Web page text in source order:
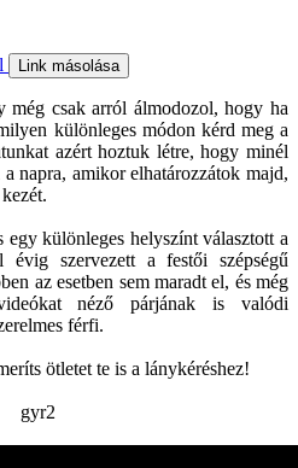
Link másolása
még csak arról álmodozol, hogy ha
különleges módon kérd meg a
azért hoztuk létre, hogy minél
napra, amikor elhatározzátok majd,
különleges helyszínt választott a
évig szervezett a festői szépségű
az esetben sem maradt el, és még
néző párjának is valódi
férfi.
ötletet te is a lánykéréshez!